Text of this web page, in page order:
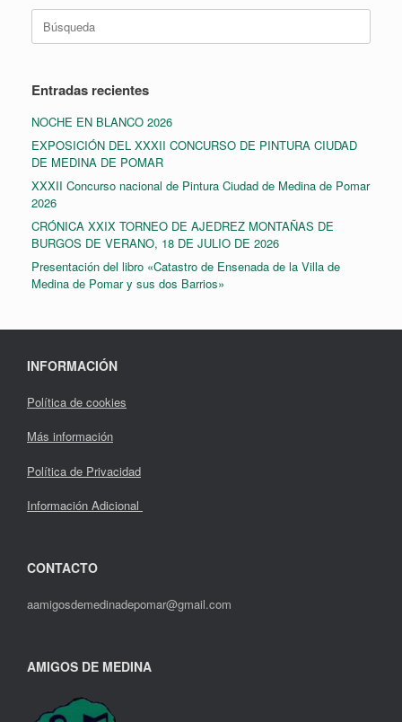
Buscar:
Entradas recientes
NOCHE EN BLANCO 2026
EXPOSICIÓN DEL XXXII CONCURSO DE PINTURA CIUDAD
DE MEDINA DE POMAR
XXXII Concurso nacional de Pintura Ciudad de Medina de Pomar
2026
CRÓNICA XXIX TORNEO DE AJEDREZ MONTAÑAS DE
BURGOS DE VERANO, 18 DE JULIO DE 2026
Presentación del libro «Catastro de Ensenada de la Villa de
Medina de Pomar y sus dos Barrios»
INFORMACIÓN
Política de cookies
Más información
Política de Privacidad
Información Adicional
CONTACTO
aamigosdemedinadepomar@gmail.com
AMIGOS DE MEDINA